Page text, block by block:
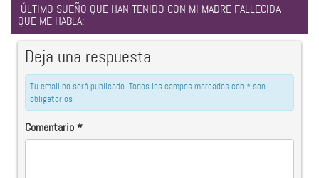
ÚLTIMO SUEÑO QUE HAN TENIDO CON MI MADRE FALLECIDA
QUE ME HABLA:
Deja una respuesta
Tu email no será publicado. Todos los campos marcados con * son
obligatorios
Comentario*